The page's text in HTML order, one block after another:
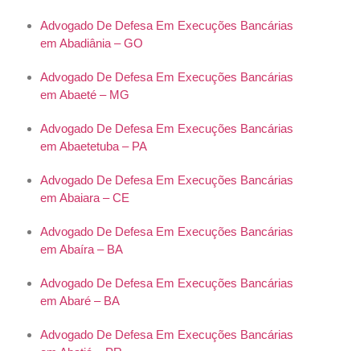
Advogado De Defesa Em Execuções Bancárias
em Abadiânia – GO
Advogado De Defesa Em Execuções Bancárias
em Abaeté – MG
Advogado De Defesa Em Execuções Bancárias
em Abaetetuba – PA
Advogado De Defesa Em Execuções Bancárias
em Abaiara – CE
Advogado De Defesa Em Execuções Bancárias
em Abaíra – BA
Advogado De Defesa Em Execuções Bancárias
em Abaré – BA
Advogado De Defesa Em Execuções Bancárias